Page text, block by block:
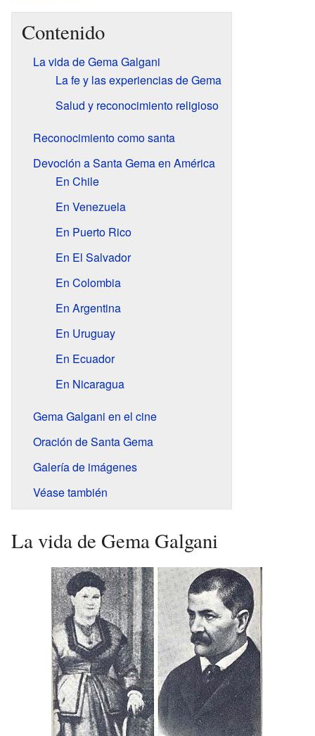
Contenido
La vida de Gema Galgani
La fe y las experiencias de Gema
Salud y reconocimiento religioso
Reconocimiento como santa
Devoción a Santa Gema en América
En Chile
En Venezuela
En Puerto Rico
En El Salvador
En Colombia
En Argentina
En Uruguay
En Ecuador
En Nicaragua
Gema Galgani en el cine
Oración de Santa Gema
Galería de imágenes
Véase también
La vida de Gema Galgani